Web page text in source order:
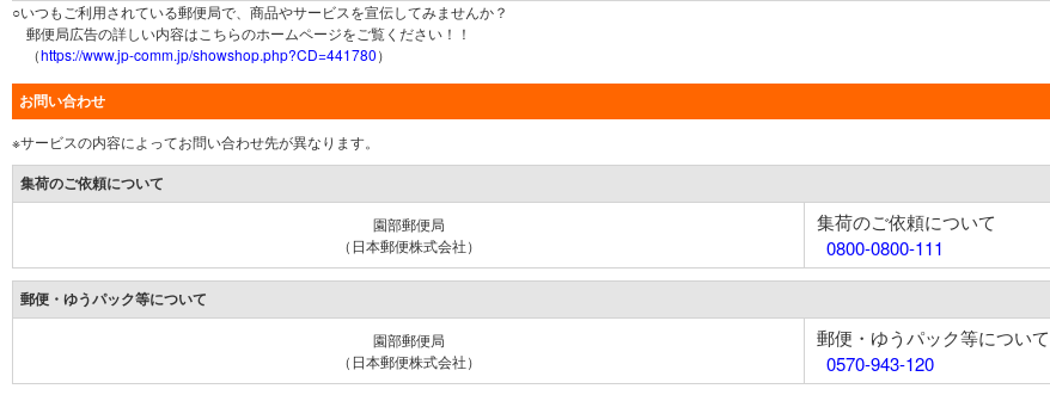
○いつもご利用されている郵便局で、商品やサービスを宣伝してみませんか？
郵便局広告の詳しい内容はこちらのホームページをご覧ください！！
（https://www.jp-comm.jp/showshop.php?CD=441780）
お問い合わせ
※サービスの内容によってお問い合わせ先が異なります。
集荷のご依頼について
園部郵便局
（日本郵便株式会社）
集荷のご依頼について
0800-0800-111
郵便・ゆうパック等について
園部郵便局
（日本郵便株式会社）
郵便・ゆうパック等について
0570-943-120